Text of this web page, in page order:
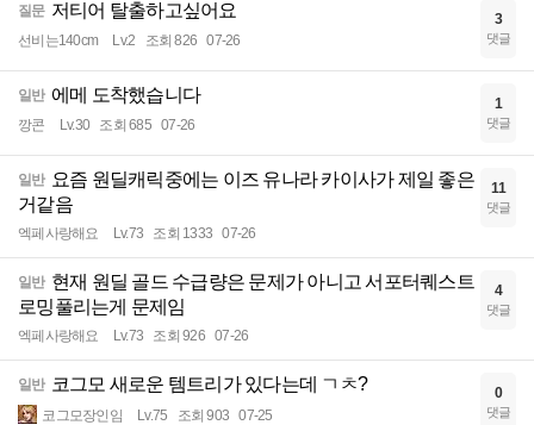
질문 저티어 탈출하고싶어요
선비는140cm Lv.2 조회 826 07-26
3
댓글
일반 에메 도착했습니다
깡콘 Lv.30 조회 685 07-26
1
댓글
일반 요즘 원딜캐릭중에는 이즈 유나라 카이사가 제일 좋은
거같음
엑페사랑해요 Lv.73 조회 1333 07-26
11
댓글
일반 현재 원딜 골드 수급량은 문제가 아니고 서포터퀘스트
로밍풀리는게 문제임
엑페사랑해요 Lv.73 조회 926 07-26
4
댓글
일반 코그모 새로운 템트리가 있다는데 ㄱㅊ?
코그모장인임 Lv.75 조회 903 07-25
0
댓글